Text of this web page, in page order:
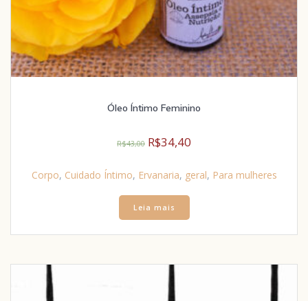
Óleo Íntimo Feminino
R$43,00 R$34,40
Corpo, Cuidado Íntimo, Ervanaria, geral, Para mulheres
Leia mais